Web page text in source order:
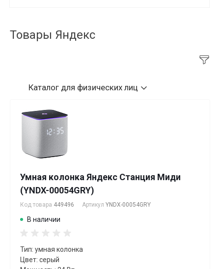
Товары Яндекс
Каталог для физических лиц
Умная колонка Яндекс Станция Миди
(YNDX-00054GRY)
Код товара 449496 Артикул YNDX-00054GRY
В наличии
Тип: умная колонка
Цвет: серый